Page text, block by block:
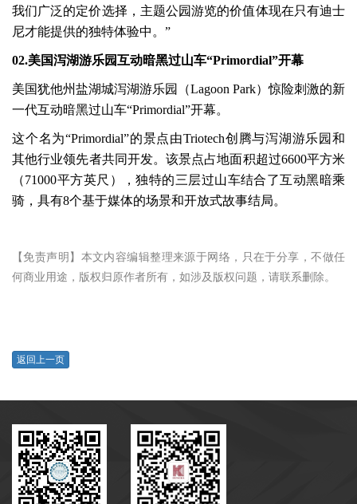
我们广泛的定价选择，主题公园游览的价值体现在只有迪士
尼才能提供的独特体验中。”
02.美国泻湖游乐园互动暗黑过山车“Primordial”开幕
美国犹他州盐湖城泻湖游乐园（Lagoon Park）惊险刺激的新
一代互动暗黑过山车“Primordial”开幕。
这个名为“Primordial”的景点由Triotech创腾与泻湖游乐园和
其他行业领先者共同开发。该景点占地面积超过6600平方米
（71000平方英尺），独特的三层过山车结合了互动黑暗乘
骑，具有8个基于媒体的场景和开放式故事结局。
【免责声明】本文内容编辑整理来源于网络，只在于分享，不做任
何商业用途，版权归原作者所有，如涉及版权问题，请联系删除。
返回上一页